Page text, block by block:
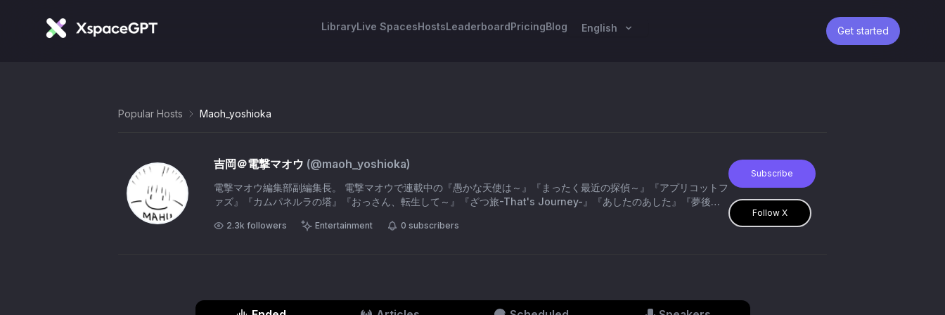
LibraryLive SpacesHostsLeaderboardPricingBlog English Get started
Popular Hosts Maoh_yoshioka
吉岡＠電撃マオウ (@maoh_yoshioka)
電撃マオウ編集部副編集長。 電撃マオウで連載中の『愚かな天使は～』『まったく最近の探偵～』『アプリコットフ
ァズ』『カムパネルラの塔』『おっさん、転生して～』『ざつ旅-That's Journey-』『あしたのあした』『夢後の
2.3k followers Entertainment 0 subscribers
Subscribe
Follow X